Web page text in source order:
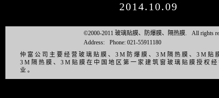
2014.10.09
©2000-2011 玻璃贴膜、防爆膜、隔热膜.
All rights
Address:
Phone: 021-55911180
仲富公司主要经营玻璃贴膜、3M防爆膜、3M隔热膜、3M
3M隔热膜、3M贴膜在中国地区第一家建筑窗玻璃贴膜授权
业。